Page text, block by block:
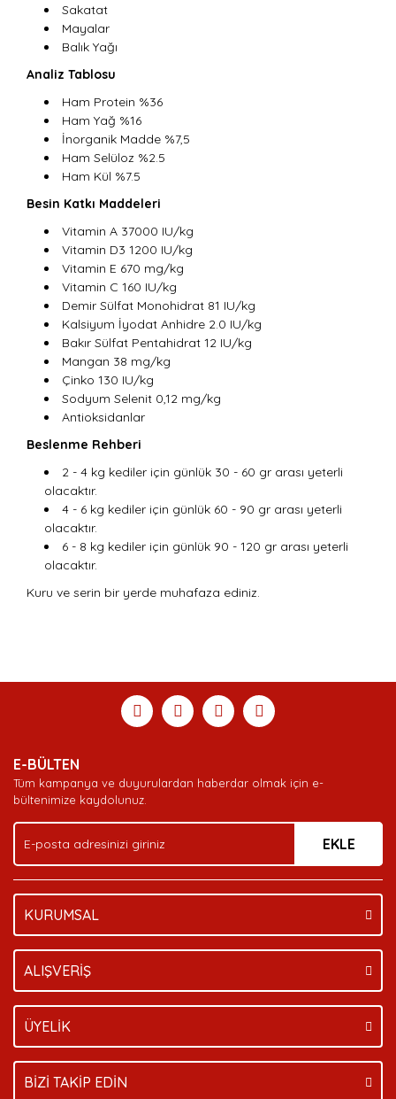
Sakatat
Mayalar
Balık Yağı
Analiz Tablosu
Ham Protein %36
Ham Yağ %16
İnorganik Madde %7,5
Ham Selüloz %2.5
Ham Kül %7.5
Besin Katkı Maddeleri
Vitamin A 37000 IU/kg
Vitamin D3 1200 IU/kg
Vitamin E 670 mg/kg
Vitamin C 160 IU/kg
Demir Sülfat Monohidrat 81 IU/kg
Kalsiyum İyodat Anhidre 2.0 IU/kg
Bakır Sülfat Pentahidrat 12 IU/kg
Mangan 38 mg/kg
Çinko 130 IU/kg
Sodyum Selenit 0,12 mg/kg
Antioksidanlar
Beslenme Rehberi
2 - 4 kg kediler için günlük 30 - 60 gr arası yeterli
olacaktır.
4 - 6 kg kediler için günlük 60 - 90 gr arası yeterli
olacaktır.
6 - 8 kg kediler için günlük 90 - 120 gr arası yeterli
olacaktır.
Kuru ve serin bir yerde muhafaza ediniz.
Yorum Yaz
Soru Sor
formunu kullanarak tarafımıza iletebilirsiniz.
Görüş ve önerileriniz için teşekkür ederiz.
Ürün açıklamasında eksik bilgiler bulunuyor.
Ürün bilgilerinde hatalar bulunuyor.
Bu ürüne benzer farklı alternatifler olmalı.
Deneyimini Paylaş
E-BÜLTEN
Tüm kampanya ve duyurulardan haberdar olmak için e-
bültenimize kaydolunuz.
EKLE
KURUMSAL
ALIŞVERİŞ
ÜYELİK
BİZİ TAKİP EDİN